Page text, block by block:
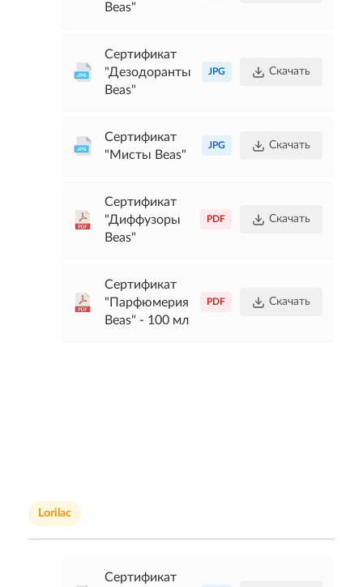
Beas"
Сертификат
"Дезодоранты
Beas"
JPG Скачать
Сертификат
"Мисты Beas"
JPG Скачать
Сертификат
"Диффузоры
Beas"
PDF Скачать
Сертификат
"Парфюмерия
Beas" - 100 мл
PDF Скачать
Lorilac
Сертификат